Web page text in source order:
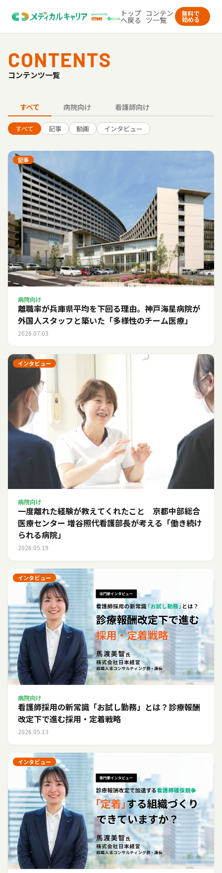
トップ
へ戻る
コンテン
ツ一覧
無料で
始める
CONTENTS
コンテンツ一覧
すべて 病院向け 看護師向け
すべて 記事 動画 インタビュー
記事
病院向け
離職率が兵庫県平均を下回る理由。神戸海星病院が
外国人スタッフと築いた「多様性のチーム医療」
2026.07.03
インタビュー
病院向け
一度離れた経験が教えてくれたこと 京都中部総合
医療センター 増谷照代看護部長が考える「働き続け
られる病院」
2026.05.19
インタビュー
病院向け
看護師採用の新常識「お試し勤務」とは？診療報酬
改定下で進む採用・定着戦略
2026.05.13
インタビュー